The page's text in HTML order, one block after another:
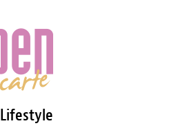
Lifestyle